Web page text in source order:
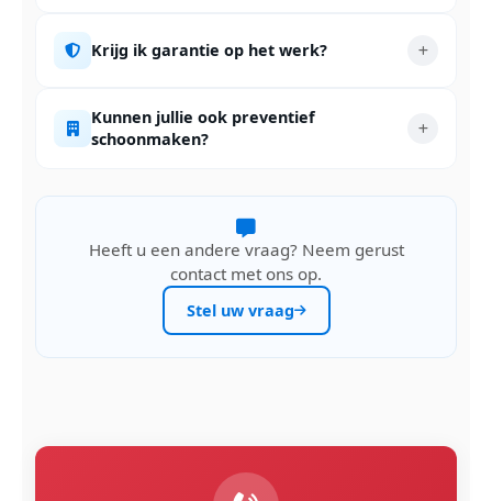
Krijg ik garantie op het werk?
Kunnen jullie ook preventief
schoonmaken?
Heeft u een andere vraag? Neem gerust
contact met ons op.
Stel uw vraag